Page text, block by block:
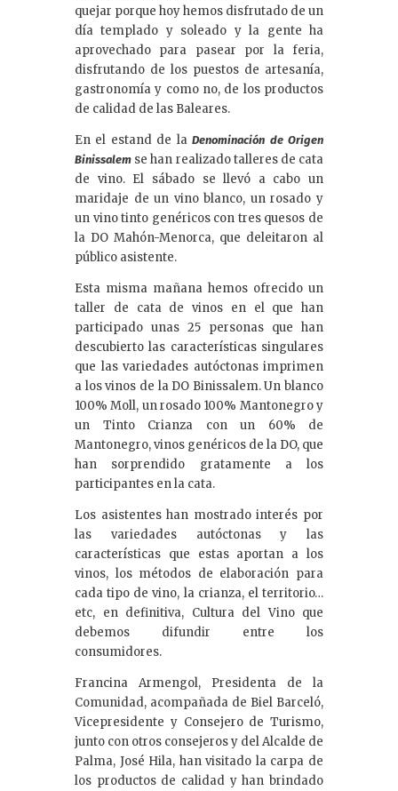
quejar porque hoy hemos disfrutado de un
día templado y soleado y la gente ha
aprovechado para pasear por la feria,
disfrutando de los puestos de artesanía,
gastronomía y como no, de los productos
de calidad de las Baleares.
En el estand de laDenominación de Origen
Binissalem se han realizado talleres de cata
de vino. El sábado se llevó a cabo un
maridaje de un vino blanco, un rosado y
un vino tinto genéricos con tres quesos de
la DO Mahón-Menorca, que deleitaron al
público asistente.
Esta misma mañana hemos ofrecido un
taller de cata de vinos en el que han
participado unas 25 personas que han
descubierto las características singulares
que las variedades autóctonas imprimen
a los vinos de la DO Binissalem. Un blanco
100% Moll, un rosado 100% Mantonegro y
un Tinto Crianza con un 60% de
Mantonegro, vinos genéricos de la DO, que
han sorprendido gratamente a los
participantes en la cata.
Los asistentes han mostrado interés por
las variedades autóctonas y las
características que estas aportan a los
vinos, los métodos de elaboración para
cada tipo de vino, la crianza, el territorio…
etc, en definitiva, Cultura del Vino que
debemos difundir entre los
consumidores.
Francina Armengol, Presidenta de la
Comunidad, acompañada de Biel Barceló,
Vicepresidente y Consejero de Turismo,
junto con otros consejeros y del Alcalde de
Palma, José Hila, han visitado la carpa de
los productos de calidad y han brindado